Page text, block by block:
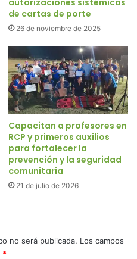
autorizaciones sistémicas
de cartas de porte
26 de noviembre de 2025
Capacitan a profesores en
RCP y primeros auxilios
para fortalecer la
prevención y la seguridad
comunitaria
21 de julio de 2026
no será publicada. Los campos
*